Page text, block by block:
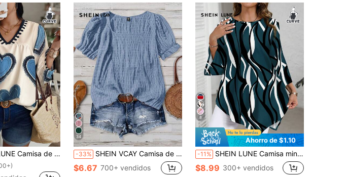
con cuello en V de talla grande con estampado aleatorio
34
-33% SHEIN VCAY Camisa de manga corta sencilla y lisa de talla grande
$6.67 700+ vendidos
8
Ahorro de $1.10
-11% SHEIN LUNE Camisa minimalista de talla grande con estampado todo sobre, primavera/otoño
$8.99 300+ vendidos